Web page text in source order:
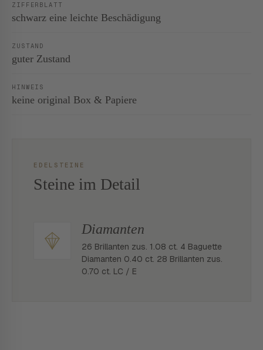
ZIFFERBLATT
schwarz eine leichte Beschädigung
ZUSTAND
guter Zustand
HINWEIS
keine original Box & Papiere
EDELSTEINE
Steine im Detail
Diamanten
26 Brillanten zus. 1.08 ct. 4 Baguette
Diamanten 0.40 ct. 28 Brillanten zus.
0.70 ct. LC / E